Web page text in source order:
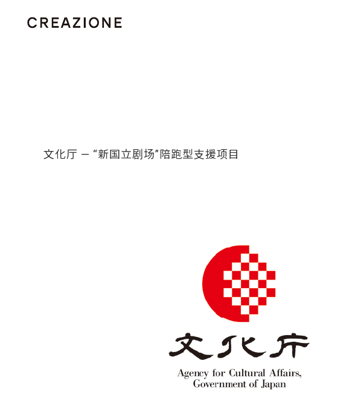
文化厅 — “新国立剧场”陪跑型支援项目